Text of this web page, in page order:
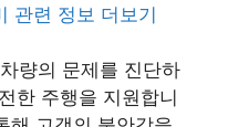
관련 정보 더보기
량의 문제를 진단하
한 주행을 지원합니